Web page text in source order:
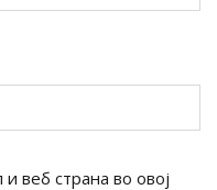
веб страна во овој